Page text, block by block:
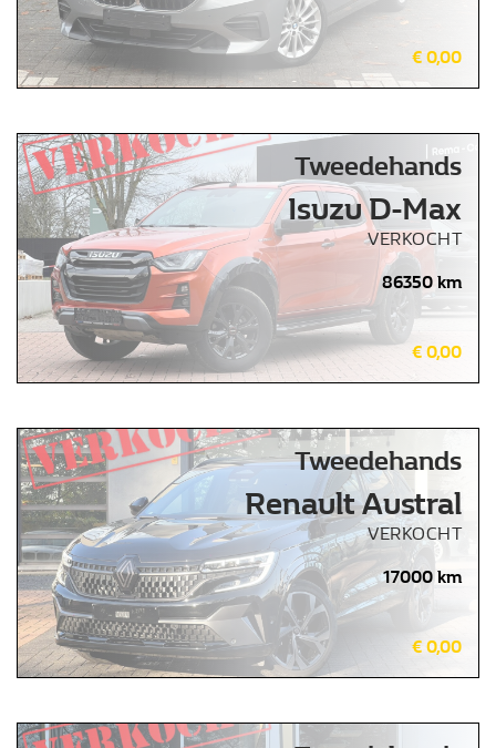
€ 0,00
Tweedehands
Isuzu D-Max
VERKOCHT
86350 km
€ 0,00
Tweedehands
Renault Austral
VERKOCHT
17000 km
€ 0,00